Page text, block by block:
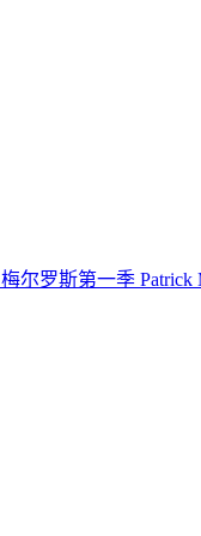
梅尔罗斯第一季 Patrick